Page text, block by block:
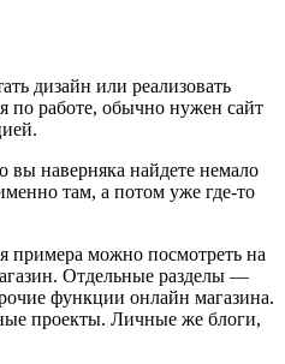
дизайн или реализовать
по работе, обычно нужен сайт
вы наверняка найдете немало
там, а потом уже где-то
примера можно посмотреть на
Отдельные разделы —
функции онлайн магазина.
проекты. Личные же блоги,